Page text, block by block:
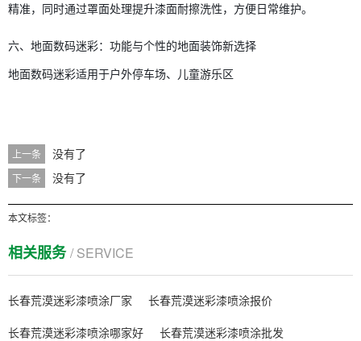
精准，同时通过罩面处理提升漆面耐擦洗性，方便日常维护。
六、地面数码迷彩：功能与个性的地面装饰新选择
地面数码迷彩适用于户外停车场、儿童游乐区
上一条 没有了
下一条 没有了
本文标签：
相关服务/ SERVICE
长春荒漠迷彩漆喷涂厂家
长春荒漠迷彩漆喷涂报价
长春荒漠迷彩漆喷涂哪家好
长春荒漠迷彩漆喷涂批发